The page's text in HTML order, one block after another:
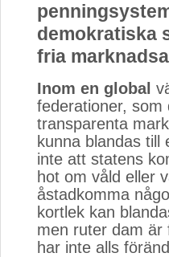
demokratiska
fria
Inom en global
federationer, som
transparenta
kunna blandas
inte att statens
hot om våld eller
åstadkomma
kortlek kan
men ruter dam är
har inte alls